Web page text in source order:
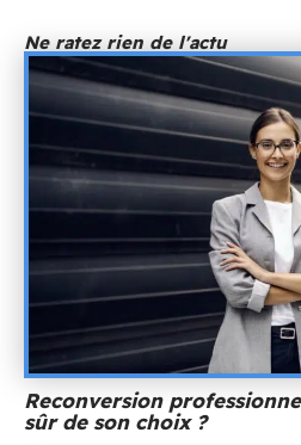
Ne ratez rien de l'actu
Reconversion
sûr de son choix ?